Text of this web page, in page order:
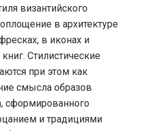
византийского
в архитектуре
в иконах и
Стилистические
при этом как
смысла образов
сформированного
и традициями